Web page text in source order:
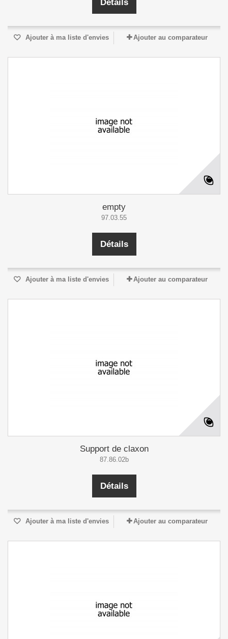
Détails
Ajouter à ma liste d'envies Ajouter au comparateur
empty
97.03.55
Détails
Ajouter à ma liste d'envies Ajouter au comparateur
Support de claxon
87.86.02b
Détails
Ajouter à ma liste d'envies Ajouter au comparateur